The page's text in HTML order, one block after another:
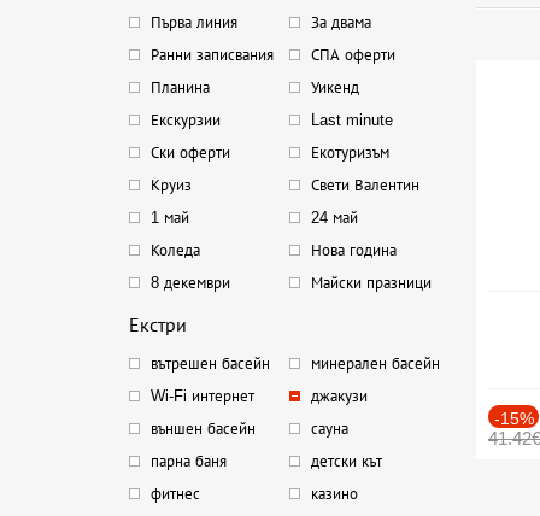
Първа линия
За двама
Ранни записвания
СПА оферти
Планина
Уикенд
Екскурзии
Last minute
Ски оферти
Екотуризъм
Круиз
Свети Валентин
1 май
24 май
Коледа
Нова година
8 декември
Майски празници
Екстри
вътрешен басейн
минерален басейн
Wi-Fi интернет
джакузи
външен басейн
сауна
парна баня
детски кът
фитнес
казино
-15%
41.42€